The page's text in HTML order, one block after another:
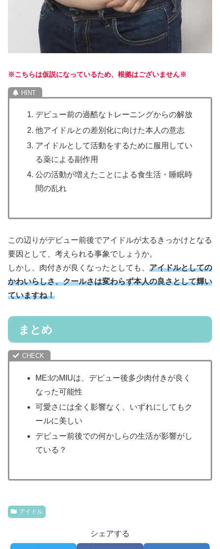
※こちらは仮説になっているため、根拠はございません※
デビュー前の過酷なトレーニングからの解放
他アイドルとの差別化に向けた本人の意志
アイドルとして活動をするために服用してい
る薬による副作用
公の活動が増えたことによる食生活・睡眠時
間の乱れ
この辺りがデビュー前後でアイドルが太るきっかけとなる
要因として、考えられる事象でしょうか。
しかし、肉付きが良くなったとしても、 アイドルとしての
かわいらしさ、クールさは変わらず本人の良さとして輝い
ていますね！
まとめ
ME:IのMIUは、デビュー後多少肉付きが良く
なった可能性
可愛さには全く影響なく、いずれにしてもク
ールに美しい
デビュー前後での何かしらの生活が影響がし
ている？
アイドル
シェアする